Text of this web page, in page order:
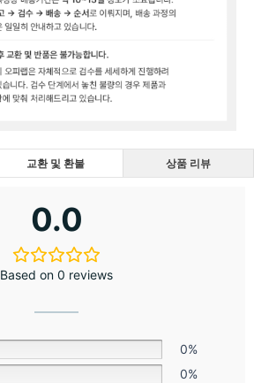
교환 및 환불 상품 리뷰
0.0
Based on 0 reviews
0%
0%